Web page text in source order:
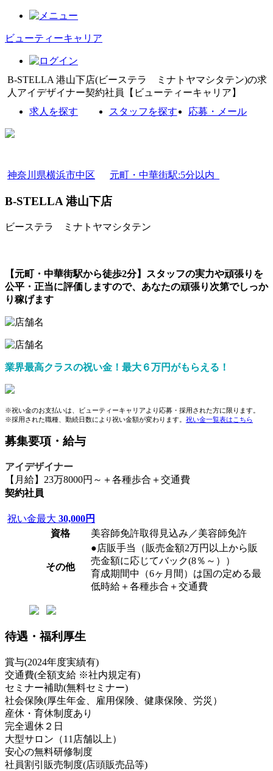
ビューティーキャリア
B-STELLA 港山下店(ビーステラ ミナトヤマシタテン)の求
人アイデザイナー契約社員【ビューティーキャリア】
求人を探す
スタッフを探す 応募・メール
神奈川県横浜市中区 元町・中華街駅:5分以内
B-STELLA 港山下店
ビーステラ ミナトヤマシタテン
【元町・中華街駅から徒歩2分】スタッフの実力や頑張りを
公平・正当に評価しますので、あなたの頑張り次第でしっか
り稼げます
業界最高クラスの祝い金！最大６万円がもらえる！
※祝い金のお支払いは、ビューティーキャリアより応募・採用された方に限ります。
※採用された職種、勤続日数により祝い金額が変わります。 祝い金一覧表はこちら
募集要項・給与
アイデザイナー
【月給】23万8000円～＋各種歩合＋交通費
契約社員
祝い金最大 30,000円
資格
美容師免許取得見込み／美容師免許
その他
●店販手当（販売金額2万円以上から販
売金額に応じてバック(8％～））
育成期間中（6ヶ月間）は国の定める最
低時給＋各種歩合＋交通費
待遇・福利厚生
賞与(2024年度実績有)
交通費(全額支給 ※社内規定有)
セミナー補助(無料セミナー)
社会保険(厚生年金、雇用保険、健康保険、労災）
産休・育休制度あり
完全週休２日
大型サロン（11店舗以上）
安心の無料研修制度
社員割引販売制度(店頭販売品等)